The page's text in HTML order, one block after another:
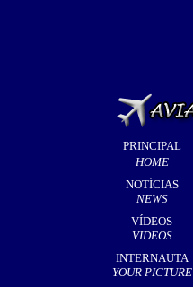
PRINCIPAL
HOME
NOTÍCIAS
NEWS
VÍDEOS
VIDEOS
INTERNAUTA
YOUR PICTURE